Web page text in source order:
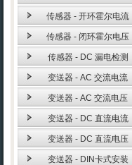
传感器 - 开环霍尔电流
传感器 - 闭环霍尔电压
传感器 - DC 漏电检测
变送器 - AC 交流电流
变送器 - AC 交流电压
变送器 - DC 直流电流
变送器 - DC 直流电压
变送器 - DIN卡式安装